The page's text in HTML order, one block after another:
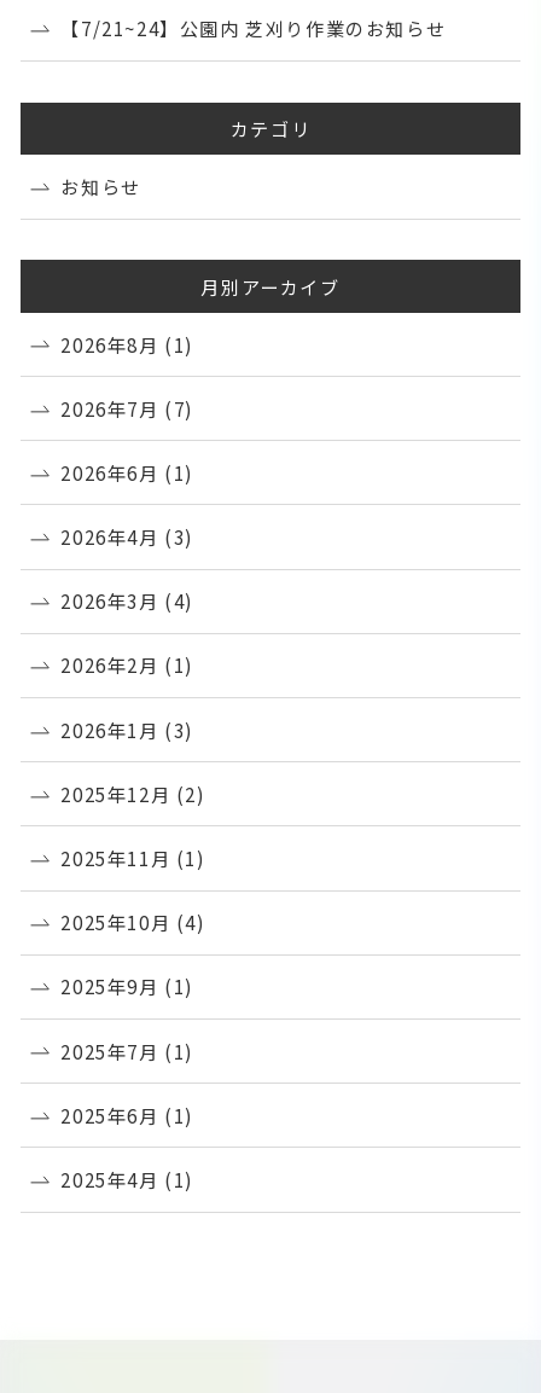
【7/21~24】公園内 芝刈り作業のお知らせ
カテゴリ
お知らせ
月別アーカイブ
2026年8月 (1)
2026年7月 (7)
2026年6月 (1)
2026年4月 (3)
2026年3月 (4)
2026年2月 (1)
2026年1月 (3)
2025年12月 (2)
2025年11月 (1)
2025年10月 (4)
2025年9月 (1)
2025年7月 (1)
2025年6月 (1)
2025年4月 (1)